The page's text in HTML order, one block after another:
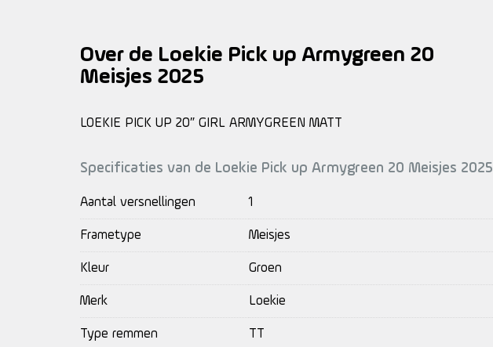
Over de Loekie Pick up Armygreen 20
Meisjes 2025
LOEKIE PICK UP 20″ GIRL ARMYGREEN MATT
Specificaties van de Loekie Pick up Armygreen 20 Meisjes 2025
Aantal versnellingen 1
Frametype Meisjes
Kleur Groen
Merk Loekie
Type remmen TT